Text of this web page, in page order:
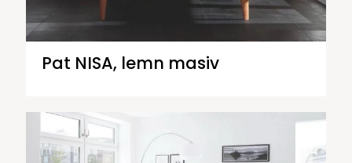
Pat NISA, lemn masiv